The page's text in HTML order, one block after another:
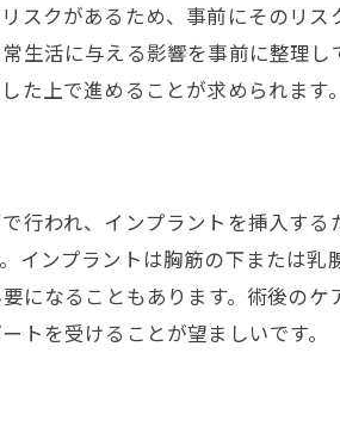
スクがあるため、事前にそのリス
生活に与える影響を事前に整理し
上で進めることが求められます。
行われ、インプラントを挿入する
インプラントは胸筋の下または乳
になることもあります。術後のケ
を受けることが望ましいです。